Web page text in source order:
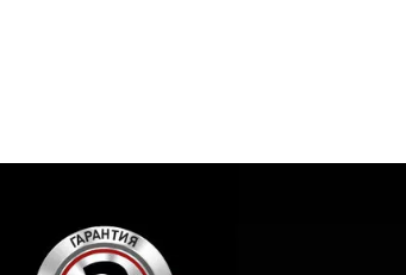
термокружки
инструкциям:
клапан, слегка встряхните,
чего через минуту плотно